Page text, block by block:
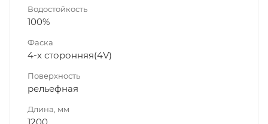
Водостойкость
100%
Фаска
4-х сторонняя(4V)
Поверхность
рельефная
Длина, мм